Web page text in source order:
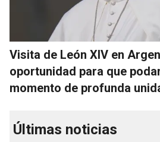
Visita de León XIV en
oportunidad para que
momento de profunda
Últimas noticias